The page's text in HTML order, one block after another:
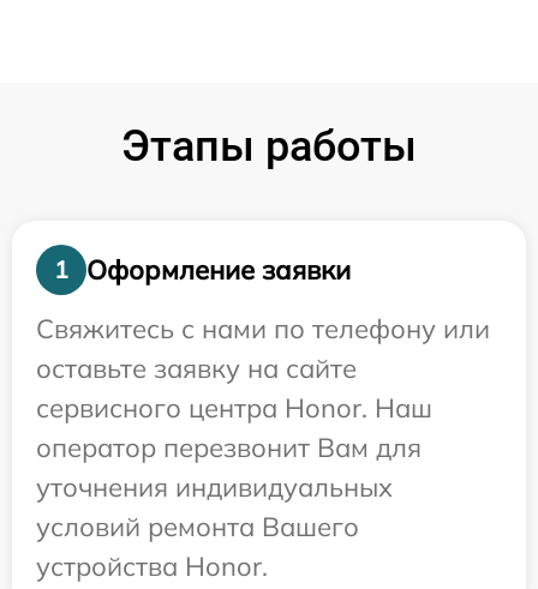
Этапы работы
1
Оформление заявки
Свяжитесь с нами по телефону или
оставьте заявку на сайте
сервисного центра Honor. Наш
оператор перезвонит Вам для
уточнения индивидуальных
условий ремонта Вашего
устройства Honor.